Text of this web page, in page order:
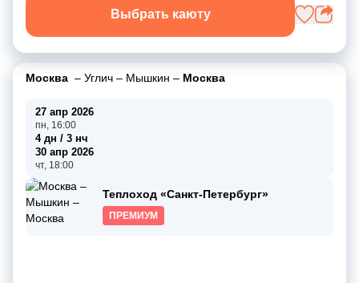
Выбрать каюту
Москва – Углич – Мышкин – Москва
27 апр 2026
пн, 16:00
4 дн / 3 нч
30 апр 2026
чт, 18:00
Теплоход «Санкт-Петербург»
ПРЕМИУМ